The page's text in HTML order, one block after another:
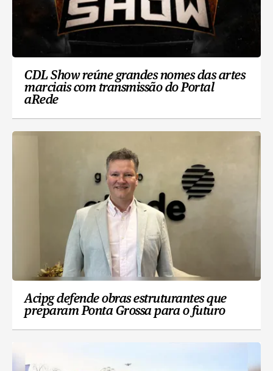
CDL Show reúne grandes nomes das artes
marciais com transmissão do Portal
aRede
Acipg defende obras estruturantes que
preparam Ponta Grossa para o futuro